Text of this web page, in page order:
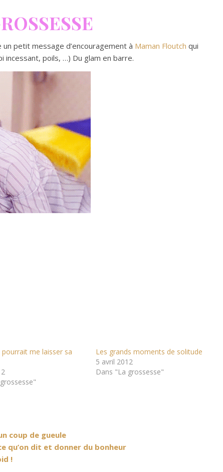
petit message d’encouragement à Maman Floutch qui
incessant, poils, …) Du glam en barre.
pourrait me laisser sa
Les grands moments de solitude
5 avril 2012
Dans "La grossesse"
coup de gueule
qu’on dit et donner du bonheur
!